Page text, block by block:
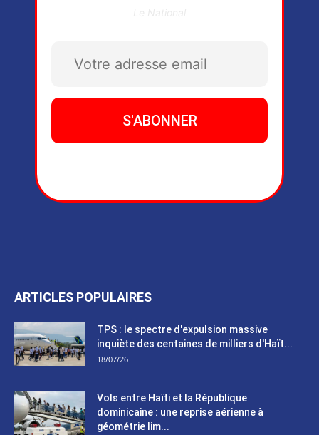
ARTICLES POPULAIRES
TPS : le spectre d'expulsion massive
inquiète des centaines de milliers d'Haït...
18/07/26
Vols entre Haïti et la République
dominicaine : une reprise aérienne à
géométrie lim...